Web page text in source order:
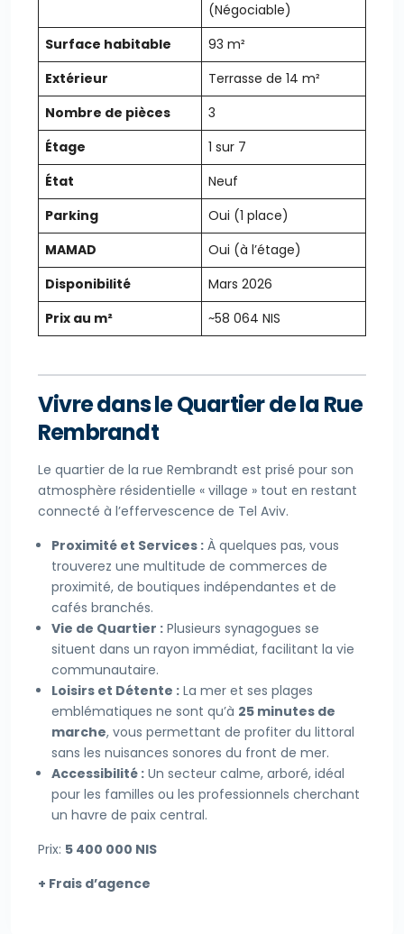
(Négociable)
Surface habitable
93 m²
Extérieur
Terrasse de 14 m²
Nombre de pièces
3
Étage
1 sur 7
État
Neuf
Parking
Oui (1 place)
MAMAD
Oui (à l’étage)
Disponibilité
Mars 2026
Prix au m²
~58 064 NIS
Vivre dans le Quartier de la Rue
Rembrandt
Le quartier de la rue Rembrandt est prisé pour son
atmosphère résidentielle « village » tout en restant
connecté à l’effervescence de Tel Aviv.
Proximité et Services : À quelques pas, vous
trouverez une multitude de commerces de
proximité, de boutiques indépendantes et de
cafés branchés.
Vie de Quartier : Plusieurs synagogues se
situent dans un rayon immédiat, facilitant la vie
communautaire.
Loisirs et Détente : La mer et ses plages
emblématiques ne sont qu’à 25 minutes de
marche, vous permettant de profiter du littoral
sans les nuisances sonores du front de mer.
Accessibilité : Un secteur calme, arboré, idéal
pour les familles ou les professionnels cherchant
un havre de paix central.
Prix: 5 400 000 NIS
+ Frais d’agence